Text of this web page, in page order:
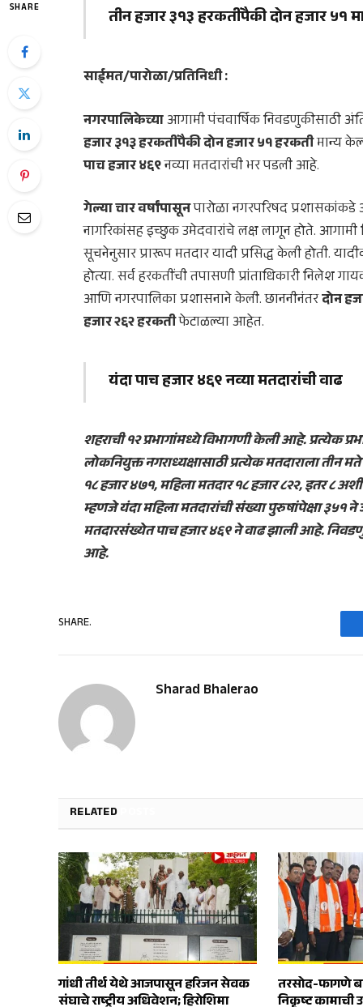
SHARE तीन हजार ३१३ हरकतींपैकी दोन हजार ५१
साईमत/पारोळा/प्रतिनिधी :
नगरपालिकेच्याआगामी पंचवार्षिक निवडणुकीसाठी
हजार ३१३ हरकतींपैकी दोन हजार ५१ हरकतीमान्य
पाच हजार ४६९नव्या मतदारांची भर पडली आहे.
गेल्या चार वर्षांपासूनपारोळा नगरपरिषद
नागरिकांसह इच्छुक उमेदवारांचे लक्ष लागून होते.
सूचनेनुसार प्रारूप मतदार यादी प्रसिद्ध केली होती.
होत्या. सर्व हरकतींची तपासणी प्रांताधिकारी निलेश
आणि नगरपालिका प्रशासनाने केली. छाननीनंतरदोन
हजार २६२ हरकतीफेटाळल्या आहेत.
यंदा पाच हजार ४६९ नव्या मतदारांची वाढ
शहराची १२ प्रभागांमध्ये विभागणी केली आहे. प्रत्येक
लोकनियुक्त नगराध्यक्षासाठी प्रत्येक मतदाराला
१८ हजार ४७१, महिला मतदार १८ हजार ८२२, इतर
म्हणजे यंदा महिला मतदारांची संख्या पुरुषांपेक्षा ३५१
मतदारसंख्येत पाच हजार ४६९ ने वाढ झाली आहे.
आहे.
SHARE.
Sharad Bhalerao
RELATED
गांधी तीर्थ येथे आजपासून हरिजन सेवक तरसोद-फागणे